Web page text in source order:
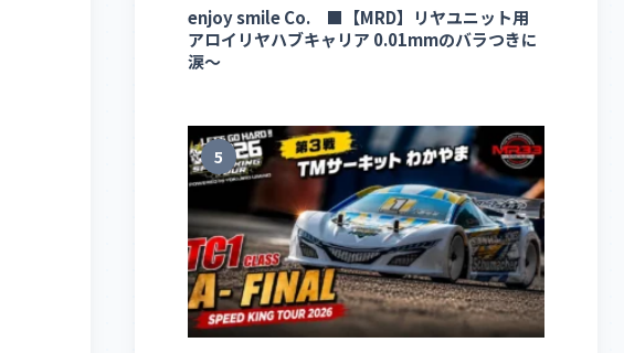
enjoy smile Co. ■【MRD】リヤユニット用
アロイリヤハブキャリア 0.01mmのバラつきに
涙～
5